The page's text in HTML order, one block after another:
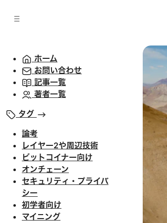
ホーム
お問い合わせ
記事一覧
著者一覧
タグ
論考
レイヤー2や周辺技術
ビットコイナー向け
オンチェーン
セキュリティ・プライバ
シー
初学者向け
マイニング